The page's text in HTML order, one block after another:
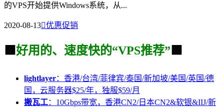
的VPS开始提供Windows系统，从...
2020-08-13优惠促销
🟩 好用的、速度快的“VPS推荐” 🟩
lightlayer：香港/台湾/菲律宾/泰国/新加坡/美国/英国/德
国，云服务器$25/年，独服$59/月
搬瓦工：10Gbps带宽，香港CN2/日本CN2&软银&IIJ/新